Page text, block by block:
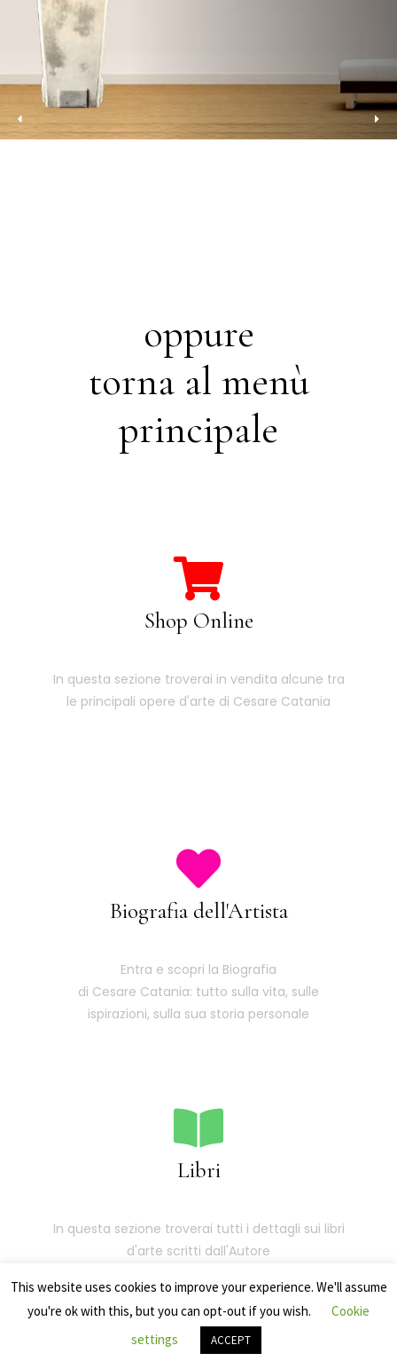
oppure
torna al menù
principale
Shop Online
In questa sezione troverai in vendita alcune tra
le principali opere d'arte di Cesare Catania
Biografia dell'Artista
Entra e scopri la Biografia
di Cesare Catania: tutto sulla vita, sulle
ispirazioni, sulla sua storia personale
Libri
In questa sezione troverai tutti i dettagli sui libri
d'arte scritti dall'Autore
This website uses cookies to improve your experience. We'll assume
you're ok with this, but you can opt-out if you wish.
Cookie
settings
ACCEPT